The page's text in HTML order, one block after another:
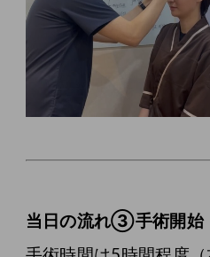
当日の流れ③手術開始